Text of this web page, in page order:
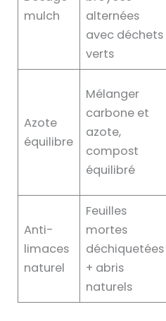
mulch
alternées
avec déchets
verts
Azote
équilibre
Mélanger
carbone et
azote,
compost
équilibré
Anti-
limaces
naturel
Feuilles
mortes
déchiquetées
+ abris
naturels